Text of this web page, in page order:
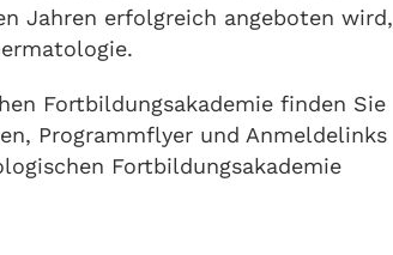
Jahren erfolgreich angeboten wird,
Fortbildungsakademie finden Sie
Programmflyer und Anmeldelinks
Fortbildungsakademie